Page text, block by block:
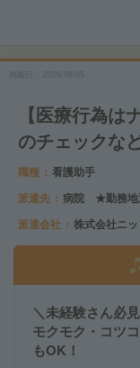
2026/08/05
【医療行為は
のチェックな
職種
看護助手
派遣先
病院 ★勤務地
派遣会社
株式会社ニ
＼未経験さん必
モクモク・コツ
もOK！